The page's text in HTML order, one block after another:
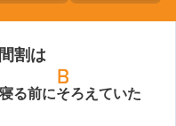
割は
る前にそろえていた